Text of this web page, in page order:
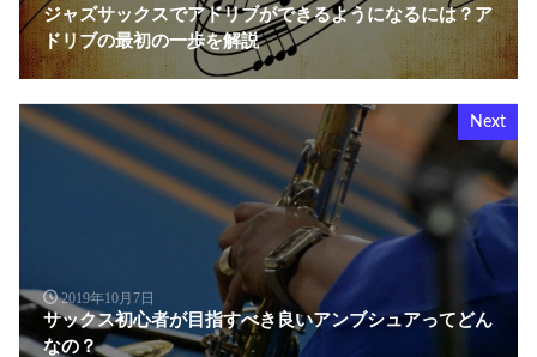
ジャズサックスでアドリブができるようになるには？ア
ドリブの最初の一歩を解説
Next
2019年10月7日
サックス初心者が目指すべき良いアンブシュアってどん
なの？